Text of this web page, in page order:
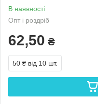
В наявності
Опт і роздріб
62,50 ₴
50 ₴ від 10 шт.